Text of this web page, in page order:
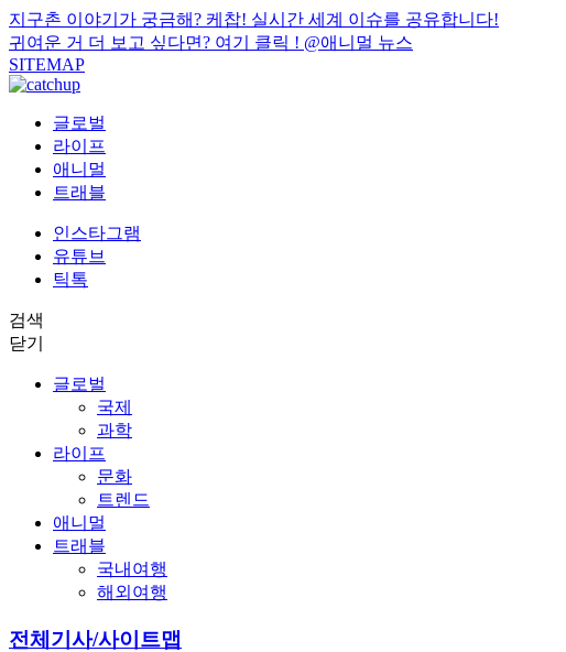
지구촌 이야기가 궁금해? 케찹! 실시간 세계 이슈를 공유합니다!
귀여운 거 더 보고 싶다면? 여기 클릭 ! @애니멀 뉴스
SITEMAP
글로벌
라이프
애니멀
트래블
인스타그램
유튜브
틱톡
검색
닫기
글로벌
국제
과학
라이프
문화
트렌드
애니멀
트래블
국내여행
해외여행
전체기사/사이트맵